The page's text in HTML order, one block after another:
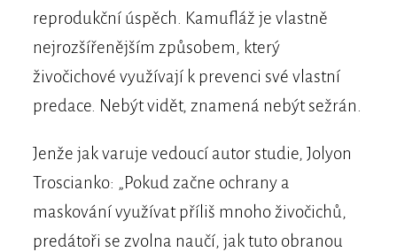
reprodukční úspěch. Kamufláž je vlastně
nejrozšířenějším způsobem, který
živočichové využívají k prevenci své vlastní
predace. Nebýt vidět, znamená nebýt sežrán.
Jenže jak varuje vedoucí autor studie, Jolyon
Troscianko: „Pokud začne ochrany a
maskování využívat příliš mnoho živočichů,
predátoři se zvolna naučí, jak tuto obranou